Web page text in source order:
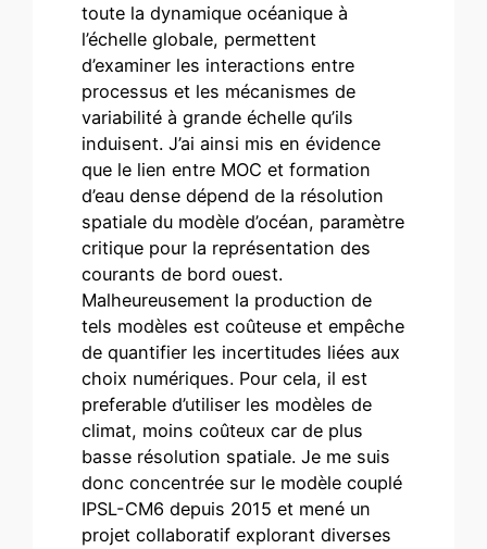
toute la dynamique océanique à
l’échelle globale, permettent
d’examiner les interactions entre
processus et les mécanismes de
variabilité à grande échelle qu’ils
induisent. J’ai ainsi mis en évidence
que le lien entre MOC et formation
d’eau dense dépend de la résolution
spatiale du modèle d’océan, paramètre
critique pour la représentation des
courants de bord ouest.
Malheureusement la production de
tels modèles est coûteuse et empêche
de quantifier les incertitudes liées aux
choix numériques. Pour cela, il est
preferable d’utiliser les modèles de
climat, moins coûteux car de plus
basse résolution spatiale. Je me suis
donc concentrée sur le modèle couplé
IPSL-CM6 depuis 2015 et mené un
projet collaboratif explorant diverses